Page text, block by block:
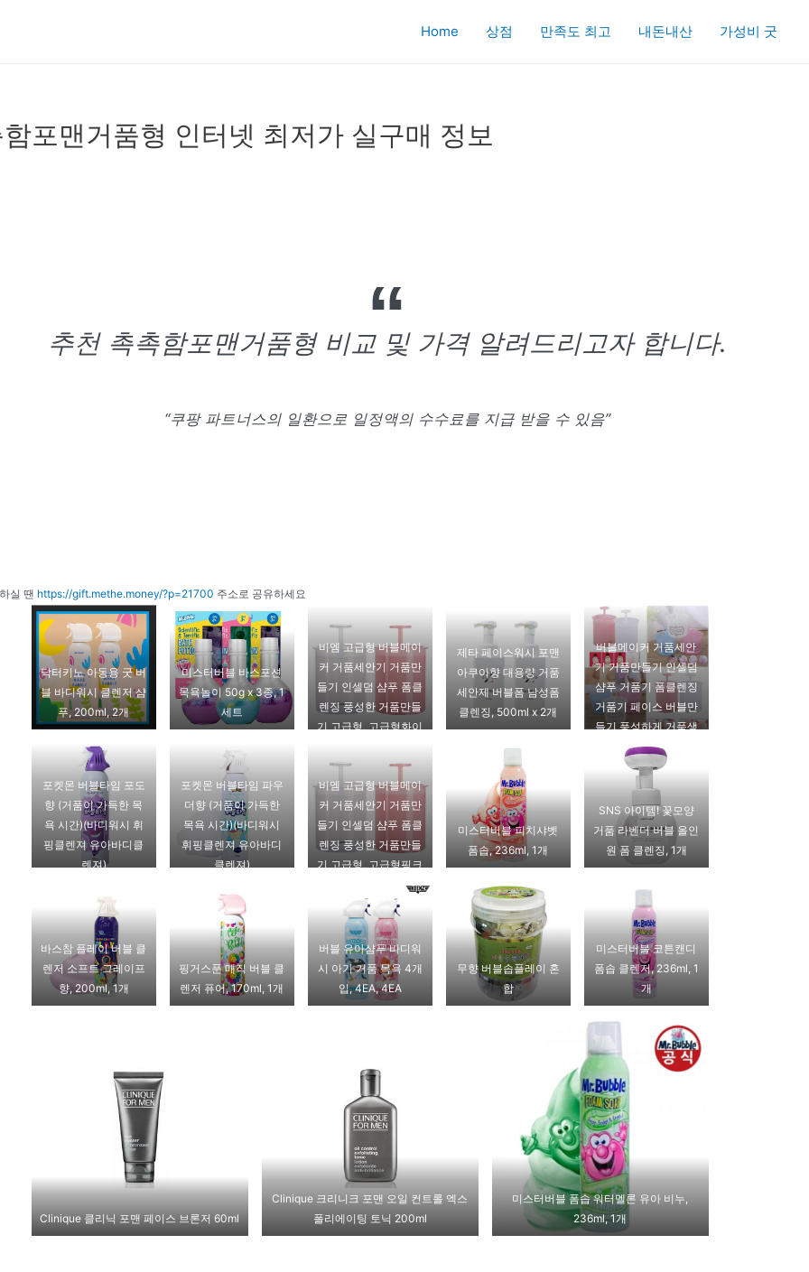
Home 상점 만족도 최고 내돈내산 가성비 굿
포맨거품형 인터넷 최저가 실구매 정보
추천 촉촉함포맨거품형 비교 및 가격 알려드리고자 합니다.
“쿠팡 파트너스의 일환으로 일정액의 수수료를 지급 받을 수 있음”
실 땐 https://gift.methe.money/?p=21700 주소로 공유하세요
닥터키노 아동용 굿 버
블 바디워시 클렌저 샴
푸, 200ml, 2개
미스터버블 바스포션
목욕놀이 50g x 3종, 1
세트
비엠 고급형 버블메이
커 거품세안기 거품만
들기 인셀덤 샴푸 폼클
렌징 풍성한 거품만들
기 고급형, 고급형화이
제타 페이스워시 포맨
아쿠아향 대용량 거품
세안제 버블폼 남성폼
클렌징, 500ml x 2개
버블메이커 거품세안
기 거품만들기 인셀덤
샴푸 거품기 폼클렌징
거품기 페이스 버블만
들기 풍성하게 거품생
성, 고급형 핑크
포켓몬 버블타임 포도
향 (거품이 가득한 목
욕 시간)(바디워시 휘
핑클렌져 유아바디클
렌져)
포켓몬 버블타임 파우
더향 (거품이 가득한
목욕 시간)(바디워시
휘핑클렌져 유아바디
클렌져)
비엠 고급형 버블메이
커 거품세안기 거품만
들기 인셀덤 샴푸 폼클
렌징 풍성한 거품만들
기 고급형, 고급형핑크
미스터버블 피치샤벳
폼솝, 236ml, 1개
SNS 아이템! 꽃모양
거품 라벤더 버블 올인
원 폼 클렌징, 1개
바스참 플레이 버블 클
렌저 소프트 그레이프
향, 200ml, 1개
핑거스푼 매직 버블 클
렌저 퓨어, 170ml, 1개
버블 유아샴푸 바디워
시 아기 거품 목욕 4개
입, 4EA, 4EA
무향 버블솝플레이 혼
합
미스터버블 코튼캔디
폼솝 클렌저, 236ml, 1
개
Clinique 클리닉 포맨 페이스 브론저 60ml
Clinique 크리니크 포맨 오일 컨트롤 엑스
폴리에이팅 토닉 200ml
미스터버블 폼솝 워터멜론 유아 비누,
236ml, 1개